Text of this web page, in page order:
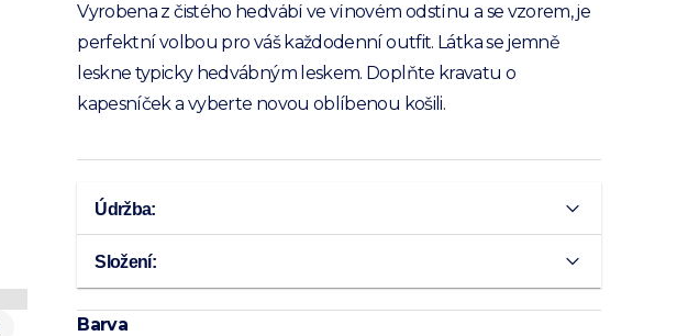
Vyrobena z čistého hedvábí ve vínovém odstínu a se vzorem, je
perfektní volbou pro váš každodenní outfit. Látka se jemně
leskne typicky hedvábným leskem. Doplňte kravatu o
kapesníček a vyberte novou oblíbenou košili.
Údržba:
Složení:
Barva